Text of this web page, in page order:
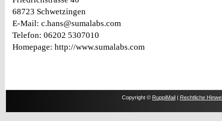
68723 Schwetzingen
E-Mail: c.hans@sumalabs.com
Telefon: 06202 5307010
Homepage: http://www.sumalabs.com
Copyright ©RuppiMail|Rechtliche